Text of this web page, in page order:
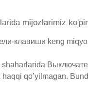
mijozlarimiz
клавиши keng
qo’yilmagan.